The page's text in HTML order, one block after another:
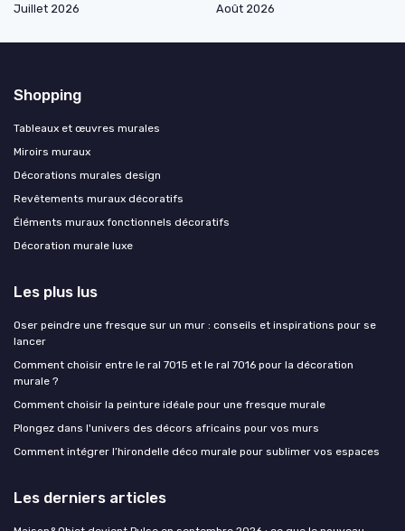
Juillet 2026
Août 2026
Shopping
Tableaux et œuvres murales
Miroirs muraux
Décorations murales design
Revêtements muraux décoratifs
Éléments muraux fonctionnels décoratifs
Décoration murale luxe
Les plus lus
Oser peindre une fresque sur un mur : conseils et inspirations pour se
lancer
Comment choisir entre le ral 7015 et le ral 7016 pour la décoration
murale ?
Comment choisir la peinture idéale pour une fresque murale
Plongez dans l'univers des décors africains pour vos murs
Comment intégrer l’hirondelle déco murale pour sublimer vos espaces
Les derniers articles